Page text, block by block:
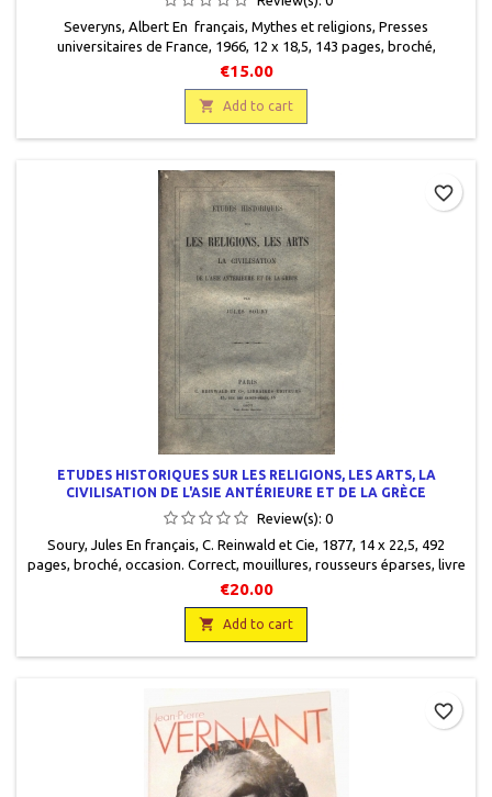
Severyns, Albert En français, Mythes et religions , Presses
universitaires de France, 1966 , 12 x 18,5 , 143 pages , broché ,
occasionBon état. Le bleu de la couverture recto est passé.
€15.00
 Add to cart
ETUDES HISTORIQUES SUR LES RELIGIONS, LES ARTS, LA
CIVILISATION DE L'ASIE ANTÉRIEURE ET DE LA GRÈCE
Review(s): 0
Soury, Jules En français, C. Reinwald et Cie, 1877, 14 x 22,5, 492
pages, broché, occasion . Correct, mouillures, rousseurs éparses, livre
protégé par un rhodoïd transparent.
€20.00
 Add to cart
favorite_border
favorite_border